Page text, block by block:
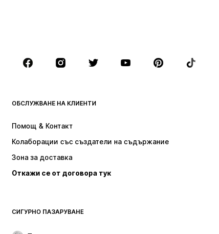
МАРКИ
ADIDAS SPORTSWEAR
Baker by Ted Baker
ОБСЛУЖВАНЕ НА КЛИЕНТИ
Помощ & Контакт
Колаборации със създатели на съдържание
Зона за доставка
Откажи се от договора тук
СИГУРНО ПАЗАРУВАНЕ